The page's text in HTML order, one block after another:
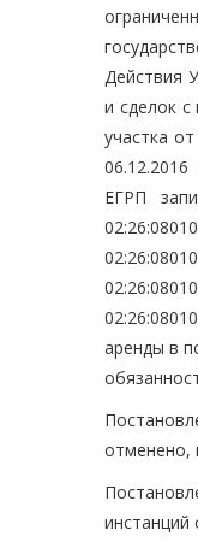
Действия
и сделок
участка
ЕГРП
аренды в
отменено,
инстанций